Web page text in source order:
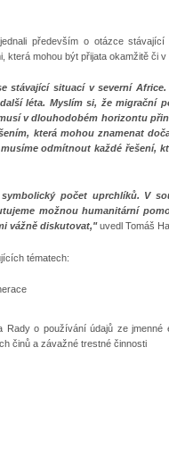
především o otázce
která mohou být přijata okamžitě či
stávající situací v severní
léta. Myslím si, že migrační
v dlouhodobém horizontu
která mohou znamenat
odmítnout každé řešení,
počet uprchlíků. V
možnou humanitární
vážně diskutovat,"uvedl Tomáš
tématech:
Rady o používání údajů ze
činů a závažné trestné činnosti